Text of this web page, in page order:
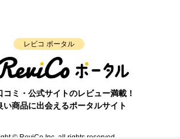
レビコ ポータル
コミ・公式サイトのレビュー満載！
い商品に出会えるポータルサイト
© ReviCo Inc. all rights reserved.